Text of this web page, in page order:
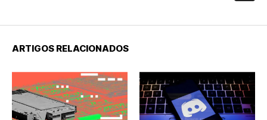
ARTIGOS RELACIONADOS